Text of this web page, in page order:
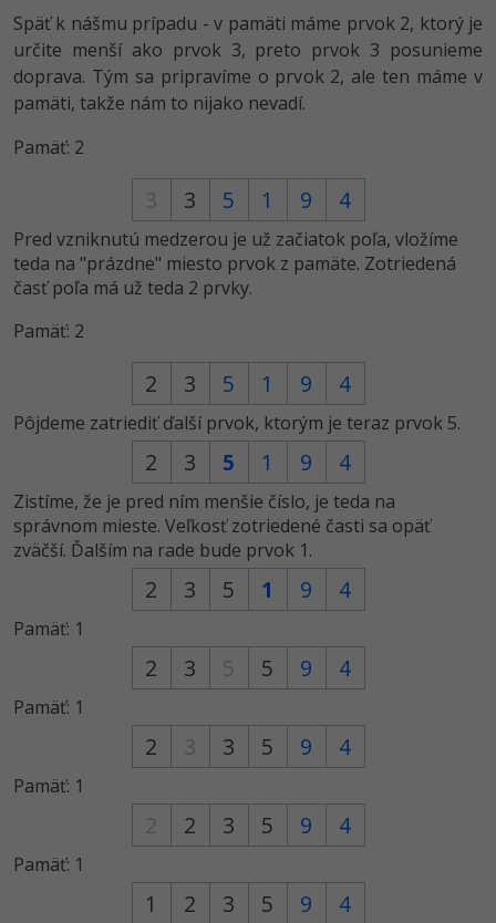
Elektronický podpis
Windows
Späť k nášmu prípadu - v pamäti máme prvok 2, ktorý je
určite menší ako prvok 3, preto prvok 3 posunieme
doprava. Tým sa pripravíme o prvok 2, ale ten máme v
pamäti, takže nám to nijako nevadí.
Pamäť: 2
3 3 5 1 9 4
Pred vzniknutú medzerou je už začiatok poľa, vložíme
teda na "prázdne" miesto prvok z pamäte. Zotriedená
časť poľa má už teda 2 prvky.
Pamäť: 2
2 3 5 1 9 4
Pôjdeme zatriediť ďalší prvok, ktorým je teraz prvok 5.
2 3 5 1 9 4
Zistíme, že je pred ním menšie číslo, je teda na
správnom mieste. Veľkosť zotriedené časti sa opäť
zväčší. Ďalším na rade bude prvok 1.
2 3 5 1 9 4
Pamäť: 1
2 3 5 5 9 4
Pamäť: 1
2 3 3 5 9 4
Pamäť: 1
2 2 3 5 9 4
Pamäť: 1
1 2 3 5 9 4